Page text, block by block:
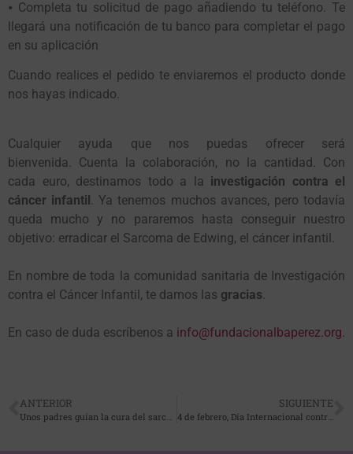
⦁ Completa tu solicitud de pago añadiendo tu teléfono. Te
llegará una notificación de tu banco para completar el pago
en su aplicación
Cuando realices el pedido te enviaremos el producto donde
nos hayas indicado.
Cualquier ayuda que nos puedas ofrecer será
bienvenida. Cuenta la colaboración, no la cantidad. Con
cada euro, destinamos todo a la investigación contra el
cáncer infantil. Ya tenemos muchos avances, pero todavía
queda mucho y no pararemos hasta conseguir nuestro
objetivo: erradicar el Sarcoma de Edwing, el cáncer infantil.
En nombre de toda la comunidad sanitaria de Investigación
contra el Cáncer Infantil, te damos las gracias.
En caso de duda escríbenos a info@fundacionalbaperez.org.
ANTERIOR SIGUIENTE